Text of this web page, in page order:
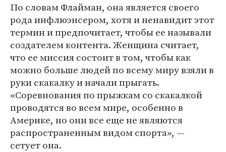
По словам Флайман, она является своего
рода инфлюэнсером, хотя и ненавидит этот
термин и предпочитает, чтобы ее называли
создателем контента. Женщина считает,
что ее миссия состоит в том, чтобы как
можно больше людей по всему миру взяли в
руки скакалку и начали прыгать.
«Соревнования по прыжкам со скакалкой
проводятся во всем мире, особенно в
Америке, но они все еще не являются
распространенным видом спорта», —
сетует она.